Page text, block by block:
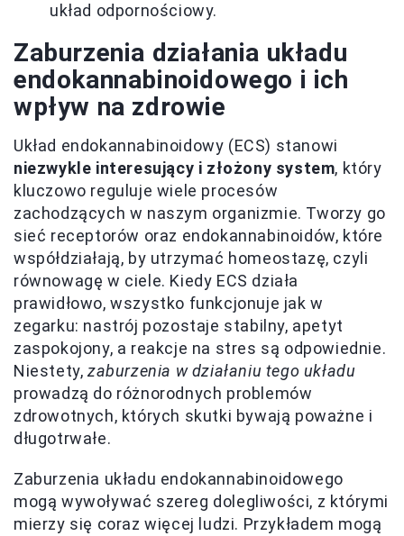
układ odpornościowy.
Zaburzenia działania układu
endokannabinoidowego i ich
wpływ na zdrowie
Układ endokannabinoidowy (ECS) stanowi
niezwykle interesujący i złożony system, który
kluczowo reguluje wiele procesów
zachodzących w naszym organizmie. Tworzy go
sieć receptorów oraz endokannabinoidów, które
współdziałają, by utrzymać homeostazę, czyli
równowagę w ciele. Kiedy ECS działa
prawidłowo, wszystko funkcjonuje jak w
zegarku: nastrój pozostaje stabilny, apetyt
zaspokojony, a reakcje na stres są odpowiednie.
Niestety, zaburzenia w działaniu tego układu
prowadzą do różnorodnych problemów
zdrowotnych, których skutki bywają poważne i
długotrwałe.
Zaburzenia układu endokannabinoidowego
mogą wywoływać szereg dolegliwości, z którymi
mierzy się coraz więcej ludzi. Przykładem mogą